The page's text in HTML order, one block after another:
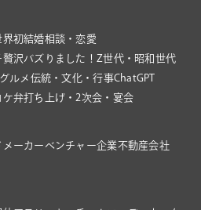
界初結婚相談・恋愛
贅沢バズりました！ Z世代・昭和世代
ルメ 伝統・文化・行事ChatGPT
ケ弁打ち上げ・2次会・宴会
メーカー ベンチャー企業不動産会社